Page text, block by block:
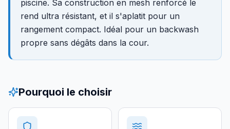
piscine. Sa construction en mesh renforcé le
rend ultra résistant, et il s'aplatit pour un
rangement compact. Idéal pour un backwash
propre sans dégâts dans la cour.
Pourquoi le choisir